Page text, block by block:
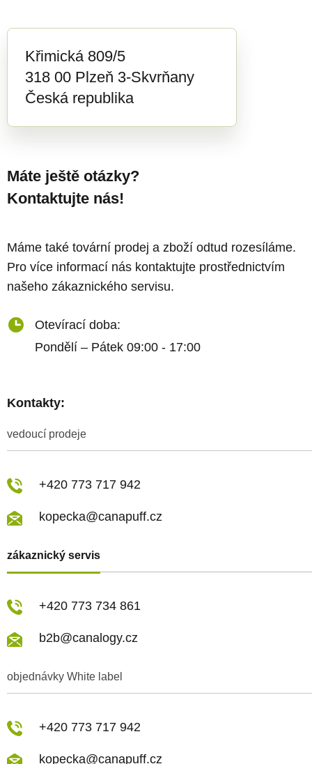
Křimická 809/5
318 00 Plzeň 3-Skvrňany
Česká republika
Máte ještě otázky?
Kontaktujte nás!
Máme také tovární prodej a zboží odtud rozesíláme.
Pro více informací nás kontaktujte prostřednictvím
našeho zákaznického servisu.
Otevírací doba:
Pondělí – Pátek 09:00 - 17:00
Kontakty:
zákaznický servis
vedoucí prodeje
objednávky White label
+420 773 717 942
kopecka@canapuff.cz
+420 773 734 861
b2b@canalogy.cz
+420 773 717 942
kopecka@canapuff.cz